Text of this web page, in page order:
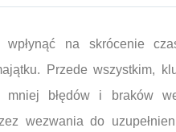
na skrócenie
Przede wszystkim,
mniej błędów i braków
wezwania do